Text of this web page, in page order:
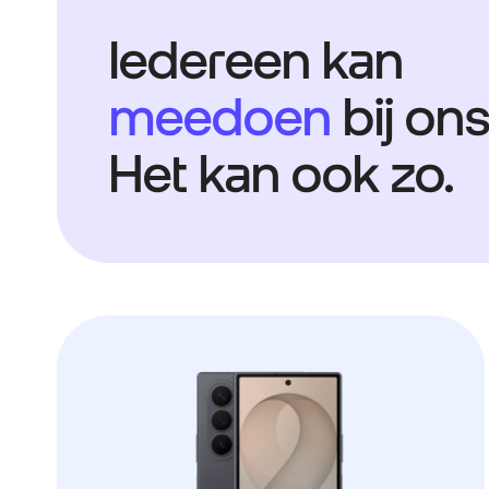
Iedereen kan
meedoen bij
Het kan ook zo.